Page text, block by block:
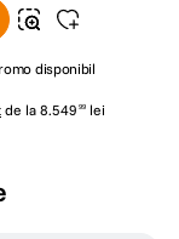
disponibil
de la 8.549 99 lei